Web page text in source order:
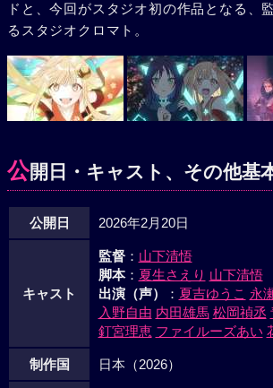
ドと、今回がスタジオ初の作品となる、
るスタジオクロマト。
公開日・キャスト、その他基
公開日 2026年2月20日
キャスト
監督： 山下清悟
脚本： 夏生さえり 山下清悟
出演（声）
： 夏吉ゆうこ 永
入野自由 内田雄馬 松岡禎丞
釘宮理恵 ファイルーズあい
制作国 日本（2026）